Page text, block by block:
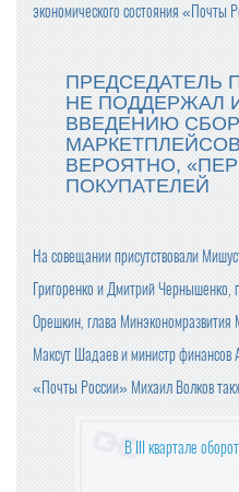
ПРОДАЖИ
ФАС НЕ НАШЛА
ПОЗДРАВЛЯЕМ С
ОМ!
С 1 ЯНВАРЯ
ГОДОВАЯ
ГРЕЧКА, ЧАЙ И
экономического состояния «Почты
ПРЕДСЕДАТЕЛЬ
НЕ ПОДДЕРЖАЛ
ВВЕДЕНИЮ
ВЕРОЯТНО,
ПОКУПАТЕЛЕЙ
На совещании присутствовали
Григоренко и Дмитрий
Орешкин, глава
Максут Шадаев и министр финансов
«Почты России» Михаил Волков
В III квартале